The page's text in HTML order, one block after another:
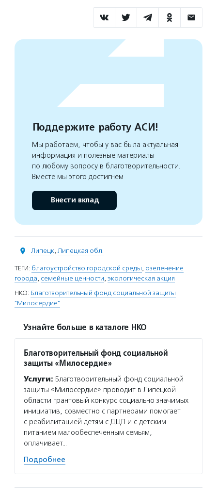
Поддержите работу АСИ!
Мы работаем, чтобы у вас была актуальная
информация и полезные материалы
по любому вопросу в благотворительности.
Вместе мы этого достигнем
Внести вклад
Липецк, Липецкая обл.
ТЕГИ: благоустройство городской среды, озеленение
города, семейные ценности, экологическая акция
НКО: Благотворительный фонд социальной защиты
"Милосердие"
Узнайте больше в каталоге НКО
Благотворительный фонд социальной
защиты «Милосердие»
Услуги: Благотворительный фонд социальной
защиты «Милосердие» проводит в Липецкой
области грантовый конкурс социально значимых
инициатив, совместно с партнерами помогает
с реабилитацией детям с ДЦП и с детским
питанием малообеспеченным семьям,
оплачивает…
Подробнее